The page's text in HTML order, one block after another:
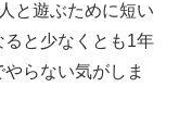
と遊ぶために短い
と少なくとも1年
らない気がしま